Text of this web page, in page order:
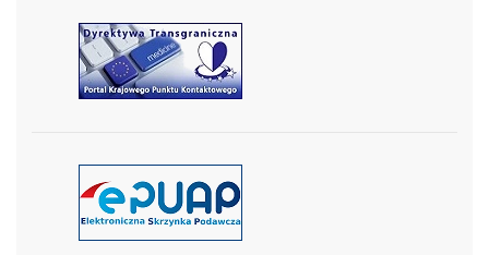
czytaj więcej
czytaj więcej